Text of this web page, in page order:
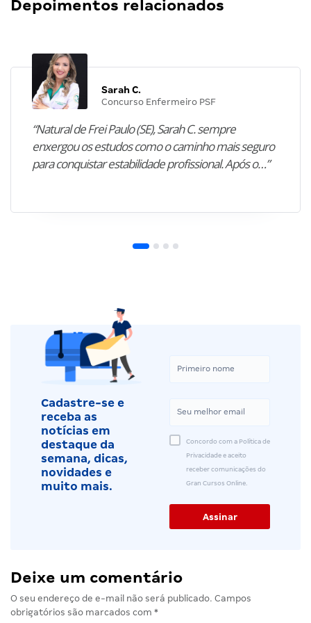
Depoimentos relacionados
Sarah C.
Concurso Enfermeiro PSF
“Natural de Frei Paulo (SE), Sarah C. sempre
enxergou os estudos como o caminho mais seguro
para conquistar estabilidade profissional. Após o…”
Cadastre-se e
receba as
notícias em
destaque da
semana, dicas,
novidades e
muito mais.
Concordo com a Política de
Privacidade e aceito
receber comunicações do
Gran Cursos Online.
Deixe um comentário
O seu endereço de e-mail não será publicado. Campos
obrigatórios são marcados com *